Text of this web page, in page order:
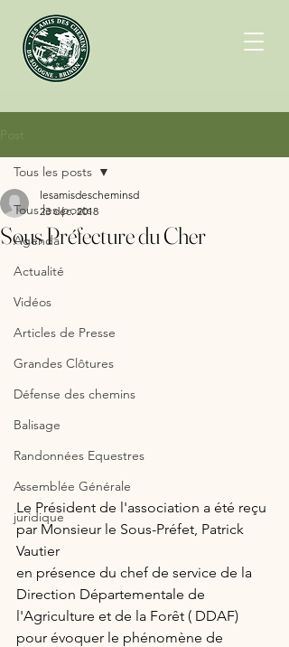
Tous les posts
Agenda
Actualité
Vidéos
Articles de Presse
Grandes Clôtures
Défense des chemins
Balisage
Randonnées Equestres
Assemblée Générale
juridique
Tous les posts
Sous Préfecture du Cher
lesamisdescheminsd
23 déc. 2018
Le Président de l'association a été reçu
par Monsieur le Sous-Préfet, Patrick
Vautier
en présence du chef de service de la
Direction Départementale de
l'Agriculture et de la Forêt ( DDAF)
pour évoquer le phénomène de